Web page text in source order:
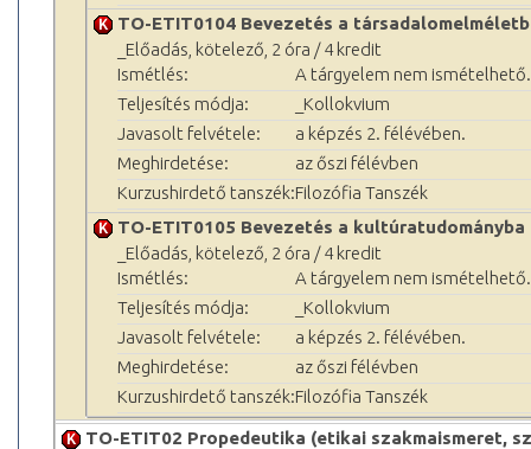
TO-ETIT0104 Bevezetés a
_Előadás, kötelező, 2 óra / 4 kredit
Ismétlés:
A tárgyelem nem ismételhető.
Teljesítés módja:
_Kollokvium
Javasolt felvétele:
a képzés 2. félévében.
Meghirdetése:
az őszi félévben
Kurzushirdető tanszék:Filozófia Tanszék
TO-ETIT0105 Bevezetés a kultúratudományba
_Előadás, kötelező, 2 óra / 4 kredit
Ismétlés:
A tárgyelem nem ismételhető.
Teljesítés módja:
_Kollokvium
Javasolt felvétele:
a képzés 2. félévében.
Meghirdetése:
az őszi félévben
Kurzushirdető tanszék:Filozófia Tanszék
TO-ETIT02 Propedeutika (etikai szakmaismeret,